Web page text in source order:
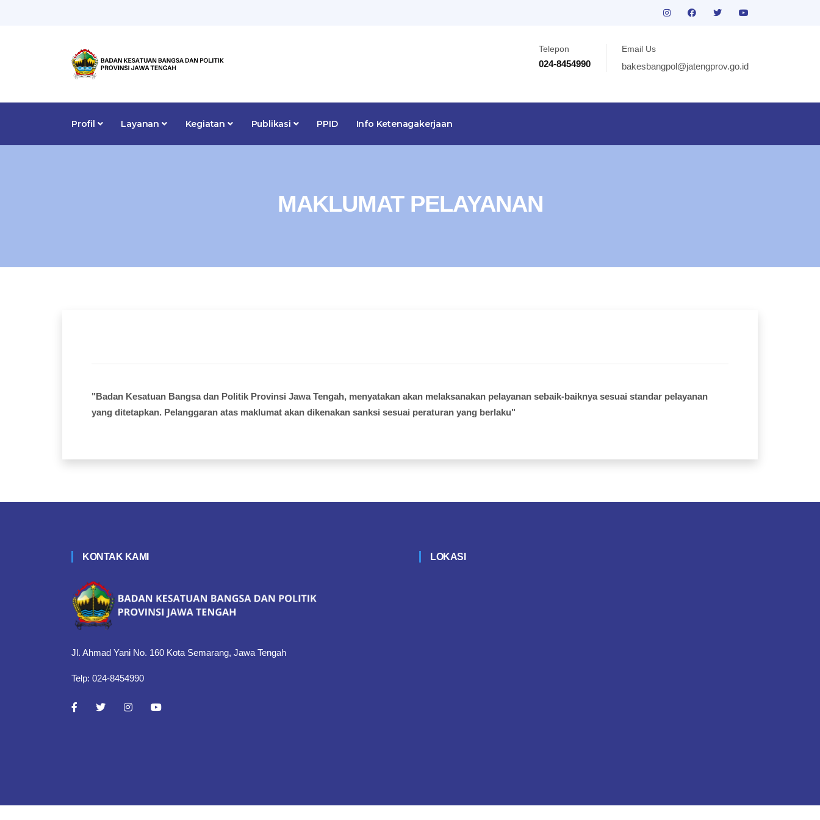
Telepon
024-8454990
Email Us
bakesbangpol@jatengprov.go.id
Profil Layanan Kegiatan Publikasi PPID Info Ketenagakerjaan
MAKLUMAT PELAYANAN
"Badan Kesatuan Bangsa dan Politik Provinsi Jawa Tengah, menyatakan akan melaksanakan pelayanan sebaik-baiknya sesuai standar pelayanan
yang ditetapkan. Pelanggaran atas maklumat akan dikenakan sanksi sesuai peraturan yang berlaku"
KONTAK KAMI
Jl. Ahmad Yani No. 160 Kota Semarang, Jawa Tengah
Telp: 024-8454990
LOKASI